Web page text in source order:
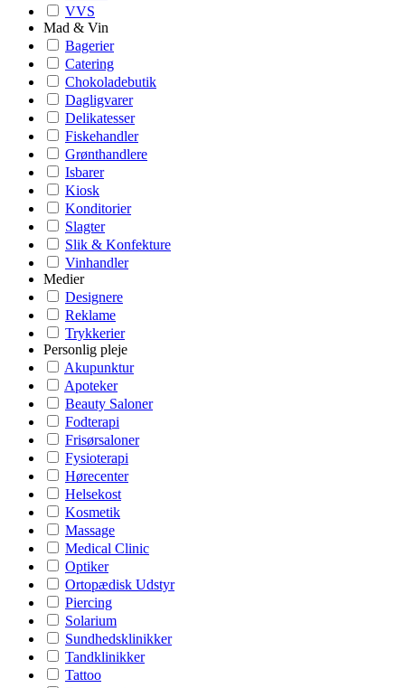
VVS
Mad & Vin
Bagerier
Catering
Chokoladebutik
Dagligvarer
Delikatesser
Fiskehandler
Grønthandlere
Isbarer
Kiosk
Konditorier
Slagter
Slik & Konfekture
Vinhandler
Medier
Designere
Reklame
Trykkerier
Personlig pleje
Akupunktur
Apoteker
Beauty Saloner
Fodterapi
Frisørsaloner
Fysioterapi
Hørecenter
Helsekost
Kosmetik
Massage
Medical Clinic
Optiker
Ortopædisk Udstyr
Piercing
Solarium
Sundhedsklinikker
Tandklinikker
Tattoo